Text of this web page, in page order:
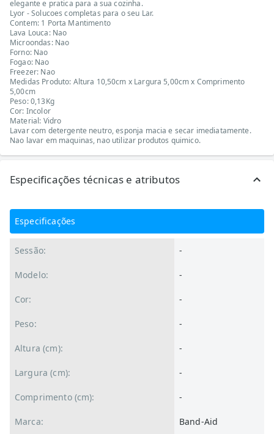
elegante e pratica para a sua cozinha.
Lyor - Solucoes completas para o seu Lar.
Contem: 1 Porta Mantimento
Lava Louca: Nao
Microondas: Nao
Forno: Nao
Fogao: Nao
Freezer: Nao
Medidas Produto: Altura 10,50cm x Largura 5,00cm x Comprimento
5,00cm
Peso: 0,13Kg
Cor: Incolor
Material: Vidro
Lavar com detergente neutro, esponja macia e secar imediatamente.
Nao lavar em maquinas, nao utilizar produtos quimico.
Especificações técnicas e atributos
Especificações
Sessão: -
Modelo: -
Cor: -
Peso: -
Altura (cm): -
Largura (cm): -
Comprimento (cm): -
Marca: Band-Aid